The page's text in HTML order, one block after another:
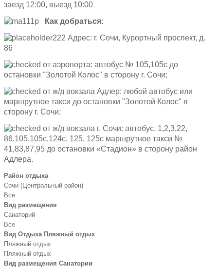
заезд 12:00, выезд 10:00
Как добраться:
Адрес: г. Сочи, Курортный проспект, д.
86
от аэропорта: автобус № 105,105с до
остановки "Золотой Колос" в сторону г. Сочи;
от ж/д вокзала Адлер: любой автобус или
маршрутное такси до остановки "Золотой Колос" в
сторону г. Сочи;
от ж/д вокзала г. Сочи: автобус, 1,2,3,22,
86,105,105с,124с, 125, 125с маршрутное такси №
41,83,87,95 до остановки «Стадион» в сторону район
Адлера.
Район отдыха
Сочи (Центральный район)
Все
Вид размещения
Санаторий
Все
Вид Отдыха Пляжный отдых
Пляжный отдых
Пляжный отдых
Вид размещения Санатории